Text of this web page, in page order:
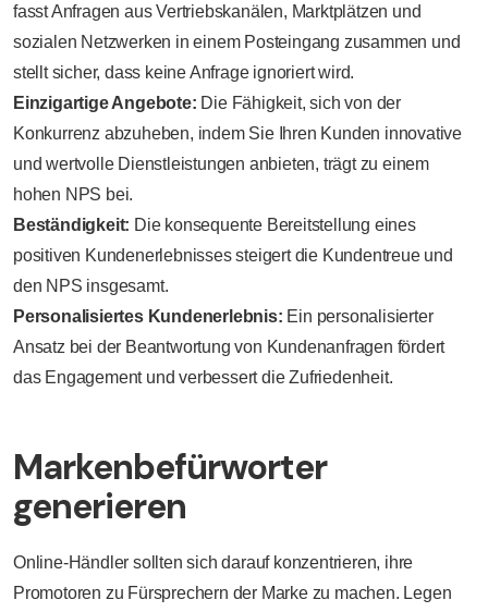
fasst Anfragen aus Vertriebskanälen, Marktplätzen und
sozialen Netzwerken in einem Posteingang zusammen und
stellt sicher, dass keine Anfrage ignoriert wird.
Einzigartige Angebote: Die Fähigkeit, sich von der
Konkurrenz abzuheben, indem Sie Ihren Kunden innovative
und wertvolle Dienstleistungen anbieten, trägt zu einem
hohen NPS bei.
Beständigkeit: Die konsequente Bereitstellung eines
positiven Kundenerlebnisses steigert die Kundentreue und
den NPS insgesamt.
Personalisiertes Kundenerlebnis: Ein personalisierter
Ansatz bei der Beantwortung von Kundenanfragen fördert
das Engagement und verbessert die Zufriedenheit.
Markenbefürworter
generieren
Online-Händler sollten sich darauf konzentrieren, ihre
Promotoren zu Fürsprechern der Marke zu machen. Legen